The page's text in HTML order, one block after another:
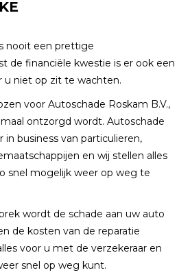
nooit een prettige
de financiële kwestie is er ook een
u niet op zit te wachten.
voor Autoschade Roskam B.V.,
ontzorgd wordt. Autoschade
in business van particulieren,
en wij stellen alles
snel mogelijk weer op weg te
wordt de schade aan uw auto
de kosten van de reparatie
voor u met de verzekeraar en
snel op weg kunt.